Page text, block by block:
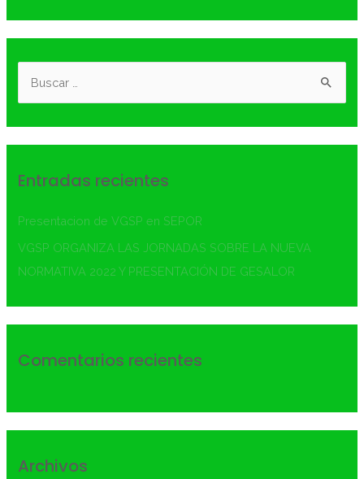
Entradas recientes
Presentacion de VGSP en SEPOR
VGSP ORGANIZA LAS JORNADAS SOBRE LA NUEVA
NORMATIVA 2022 Y PRESENTACIÓN DE GESALOR
Comentarios recientes
Archivos